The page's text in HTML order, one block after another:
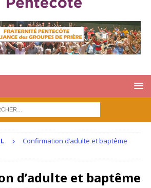
Confirmation d’adulte et baptême
d’adulte et baptême